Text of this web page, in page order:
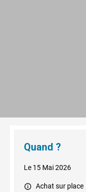
Quand ?
Le 15 Mai 2026
Achat sur place